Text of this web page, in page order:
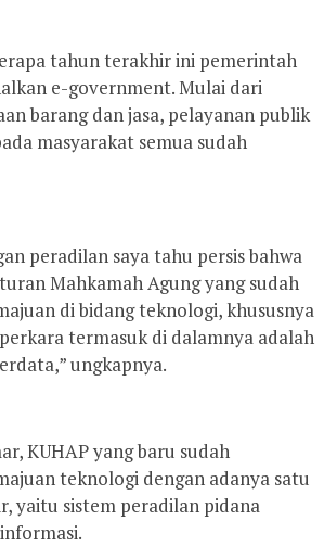
tahun terakhir ini pemerintah
e-government. Mulai dari
barang dan jasa, pelayanan publik
masyarakat semua sudah
peradilan saya tahu persis bahwa
Mahkamah Agung yang sudah
di bidang teknologi, khususnya
termasuk di dalamnya adalah
ungkapnya.
KUHAP yang baru sudah
teknologi dengan adanya satu
yaitu sistem peradilan pidana